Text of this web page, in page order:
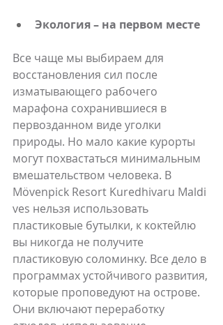
Экология – на первом месте
Все чаще мы выбираем для
восстановления сил после
изматывающего рабочего
марафона сохранившиеся в
первозданном виде уголки
природы. Но мало какие курорты
могут похвастаться минимальным
вмешательством человека. В
Mövenpick Resort Kuredhivaru Maldi
ves нельзя использовать
пластиковые бутылки, к коктейлю
вы никогда не получите
пластиковую соломинку. Все дело в
программах устойчивого развития,
которые проповедуют на острове.
Они включают переработку